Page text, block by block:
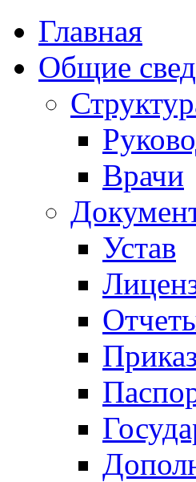
Главная
Общие
Врачи
Устав